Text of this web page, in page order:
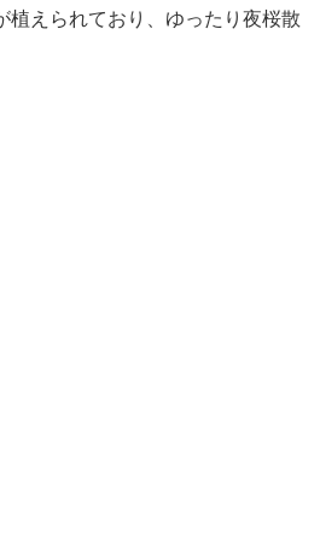
植えられており、ゆったり夜桜散